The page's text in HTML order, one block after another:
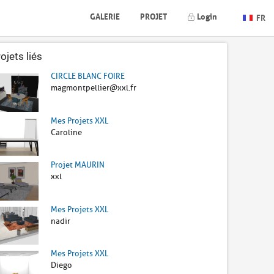
GALERIE PROJET Login FR
liés
CIRCLE BLANC FOIRE
magmontpellier@xxl.fr
Mes Projets XXL
Caroline
Projet MAURIN
xxl
Mes Projets XXL
nadir
Mes Projets XXL
Diego